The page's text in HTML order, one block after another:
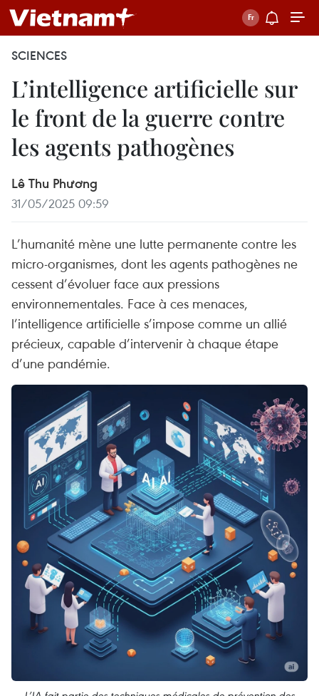
SCIENCES
L’intelligence artificielle sur
le front de la guerre contre
les agents pathogènes
Lê Thu Phương
31/05/2025 09:59
L’humanité mène une lutte permanente contre les
micro-organismes, dont les agents pathogènes ne
cessent d’évoluer face aux pressions
environnementales. Face à ces menaces,
l’intelligence artificielle s’impose comme un allié
précieux, capable d’intervenir à chaque étape
d’une pandémie.